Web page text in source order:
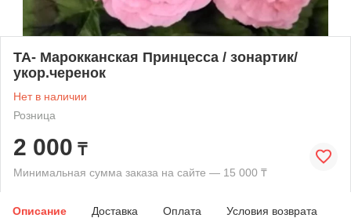
ТА- Марокканская Принцесса / зонартик/
укор.черенок
Нет в наличии
Розница
2 000 ₸
Минимальная сумма заказа на сайте — 15 000 ₸
Описание Доставка Оплата Условия возврата